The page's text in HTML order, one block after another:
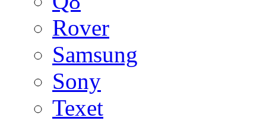
Rover
Samsung
Sony
Texet